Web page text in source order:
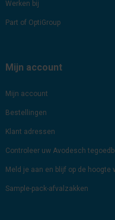
Werken bij
Part of OptiGroup
Mijn account
Mijn account
Bestellingen
Klant adressen
Controleer uw Avodesch
Meld je aan en blijf op de
Sample-pack-afvalzakken